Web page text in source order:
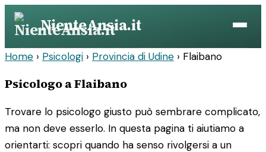
Vai
contenuto
NienteAnsia.it
Home › Psicologi › Provincia di Udine › Flaibano
Psicologo a Flaibano
Trovare lo psicologo giusto può sembrare complicato,
ma non deve esserlo. In questa pagina ti aiutiamo a
orientarti: scopri quando ha senso rivolgersi a un